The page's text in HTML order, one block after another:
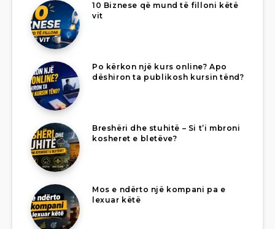
10 Biznese që mund të filloni këtë
vit
Po kërkon një kurs online? Apo
dëshiron ta publikosh kursin tënd?
Breshëri dhe stuhitë – Si t’i mbroni
kosheret e bletëve?
Mos e ndërto një kompani pa e
lexuar këtë